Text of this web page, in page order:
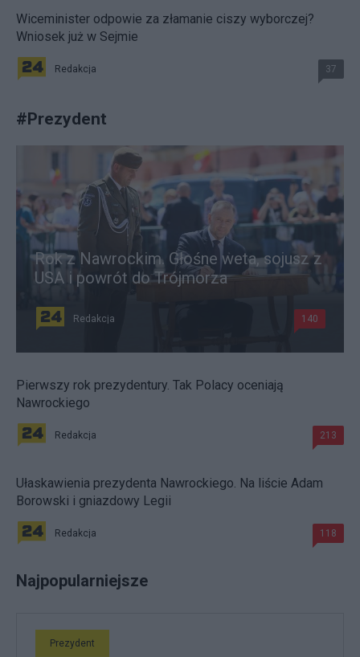
Wiceminister odpowie za złamanie ciszy wyborczej?
Wniosek już w Sejmie
Redakcja 37
#Prezydent
Rok z Nawrockim. Głośne weta, sojusz z
USA i powrót do Trójmorza
Redakcja 140
Pierwszy rok prezydentury. Tak Polacy oceniają
Nawrockiego
Redakcja 213
Ułaskawienia prezydenta Nawrockiego. Na liście Adam
Borowski i gniazdowy Legii
Redakcja 118
Najpopularniejsze
Prezydent